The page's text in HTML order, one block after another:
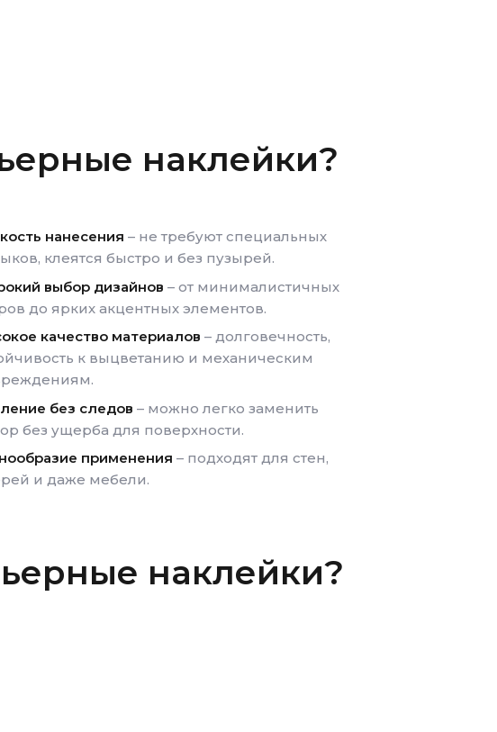
наклейки?
нанесения – не требуют специальных
клеятся быстро и без пузырей.
выбор дизайнов – от минималистичных
до ярких акцентных элементов.
качество материалов – долговечность,
к выцветанию и механическим
без следов – можно легко заменить
без ущерба для поверхности.
применения – подходят для стен,
и даже мебели.
наклейки?